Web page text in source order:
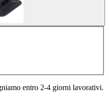
entro 2-4 giorni lavorativi.